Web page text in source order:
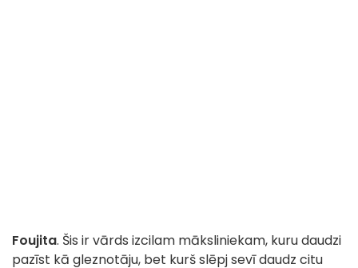
Foujita. Šis ir vārds izcilam māksliniekam, kuru daudzi
pazīst kā gleznotāju, bet kurš slēpj sevī daudz citu